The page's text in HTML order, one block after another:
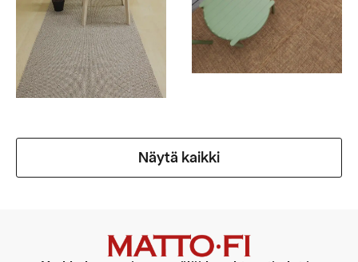
Näytä kaikki